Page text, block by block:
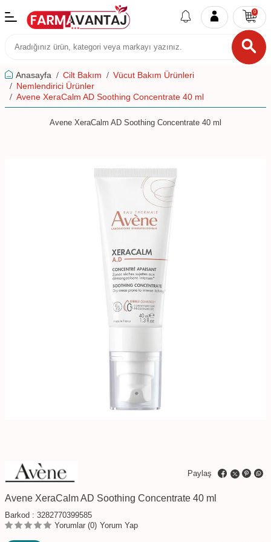
0
Anasayfa Cilt Bakım
Vücut Bakım Ürünleri
Nemlendirici Ürünler
Avene XeraCalm AD Soothing Concentrate 40 ml
Avene XeraCalm AD Soothing Concentrate 40 ml
Paylaş
Avene XeraCalm AD Soothing Concentrate 40 ml
Barkod : 3282770399585
Yorumlar (0) Yorum Yap